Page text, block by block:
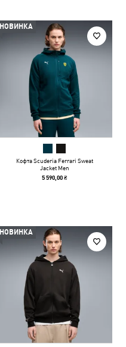
НОВИНКА
Кофта Scuderia Ferrari Sweat
Jacket Men
5 590,00 ₴
НОВИНКА